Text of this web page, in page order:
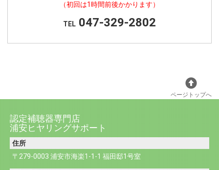
（初回は1時間前後かかります）
TEL 047-329-2802
ページトップへ
認定補聴器専門店
浦安ヒヤリングサポート
住所
〒279-0003 浦安市海楽1-1-1 福田邸1号室